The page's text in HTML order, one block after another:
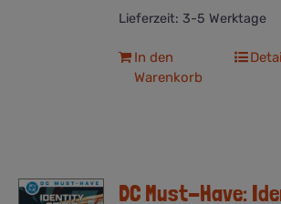
Lieferzeit: 3-5 Werktage
In den
Warenkorb
DC Must-Have: